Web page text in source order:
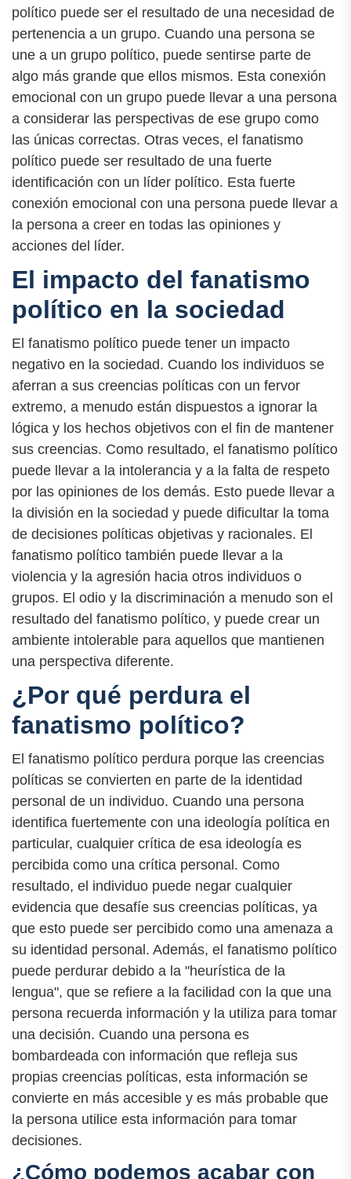
político puede ser el resultado de una necesidad de
pertenencia a un grupo. Cuando una persona se
une a un grupo político, puede sentirse parte de
algo más grande que ellos mismos. Esta conexión
emocional con un grupo puede llevar a una persona
a considerar las perspectivas de ese grupo como
las únicas correctas. Otras veces, el fanatismo
político puede ser resultado de una fuerte
identificación con un líder político. Esta fuerte
conexión emocional con una persona puede llevar a
la persona a creer en todas las opiniones y
acciones del líder.
El impacto del fanatismo
político en la sociedad
El fanatismo político puede tener un impacto
negativo en la sociedad. Cuando los individuos se
aferran a sus creencias políticas con un fervor
extremo, a menudo están dispuestos a ignorar la
lógica y los hechos objetivos con el fin de mantener
sus creencias. Como resultado, el fanatismo político
puede llevar a la intolerancia y a la falta de respeto
por las opiniones de los demás. Esto puede llevar a
la división en la sociedad y puede dificultar la toma
de decisiones políticas objetivas y racionales. El
fanatismo político también puede llevar a la
violencia y la agresión hacia otros individuos o
grupos. El odio y la discriminación a menudo son el
resultado del fanatismo político, y puede crear un
ambiente intolerable para aquellos que mantienen
una perspectiva diferente.
¿Por qué perdura el
fanatismo político?
El fanatismo político perdura porque las creencias
políticas se convierten en parte de la identidad
personal de un individuo. Cuando una persona
identifica fuertemente con una ideología política en
particular, cualquier crítica de esa ideología es
percibida como una crítica personal. Como
resultado, el individuo puede negar cualquier
evidencia que desafíe sus creencias políticas, ya
que esto puede ser percibido como una amenaza a
su identidad personal. Además, el fanatismo político
puede perdurar debido a la "heurística de la
lengua", que se refiere a la facilidad con la que una
persona recuerda información y la utiliza para tomar
una decisión. Cuando una persona es
bombardeada con información que refleja sus
propias creencias políticas, esta información se
convierte en más accesible y es más probable que
la persona utilice esta información para tomar
decisiones.
¿Cómo podemos acabar con